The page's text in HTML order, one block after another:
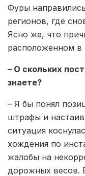
Фуры
регионов, где
Ясно же, что
расположенном в
– О скольких
знаете?
– Я бы понял
штрафы и
ситуация
хождения по
жалобы на
дорожных весов.